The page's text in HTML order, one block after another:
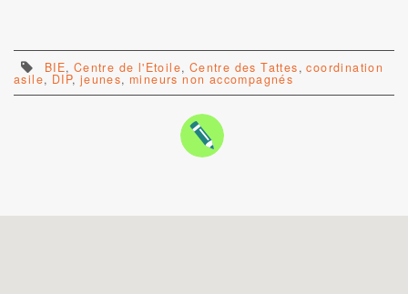
BIE, Centre de l'Etoile, Centre des Tattes,coordination
asile, DIP, jeunes,mineurs non accompagnés